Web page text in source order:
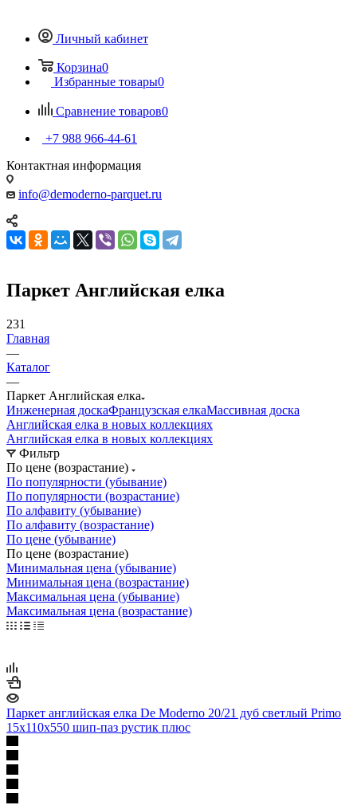
Личный кабинет
Корзина0
Избранные товары0
Сравнение товаров0
+7 988 966-44-61
Контактная информация
info@demoderno-parquet.ru
Паркет Английская елка
231
Главная
—
Каталог
—
Паркет Английская елка
Инженерная доскаФранцузская елкаМассивная доска
Английская елка в новых коллекциях
Английская елка в новых коллекциях
Фильтр
По цене (возрастание)
По популярности (убывание)
По популярности (возрастание)
По алфавиту (убывание)
По алфавиту (возрастание)
По цене (убывание)
По цене (возрастание)
Минимальная цена (убывание)
Минимальная цена (возрастание)
Максимальная цена (убывание)
Максимальная цена (возрастание)
Паркет английская елка De Moderno 20/21 дуб светлый Primo
15х110х550 шип-паз рустик плюс